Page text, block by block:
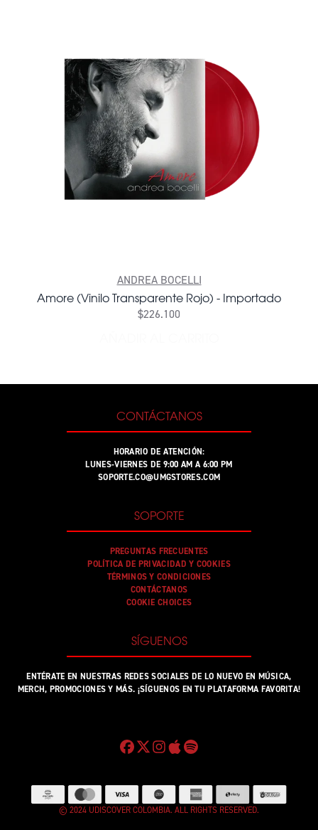
ANDREA BOCELLI
Amore (Vinilo Transparente Rojo) - Importado
$226.100
CONTÁCTANOS
HORARIO DE ATENCIÓN:
LUNES-VIERNES DE 9:00 AM A 6:00 PM
SOPORTE.CO@UMGSTORES.COM
SOPORTE
PREGUNTAS FRECUENTES
POLÍTICA DE PRIVACIDAD Y COOKIES
TÉRMINOS Y CONDICIONES
CONTÁCTANOS
COOKIE CHOICES
SÍGUENOS
ENTÉRATE EN NUESTRAS REDES SOCIALES DE LO NUEVO EN MÚSICA,
MERCH, PROMOCIONES Y MÁS. ¡SÍGUENOS EN TU PLATAFORMA FAVORITA!
© 2024 UDISCOVER COLOMBIA. ALL RIGHTS RESERVED.